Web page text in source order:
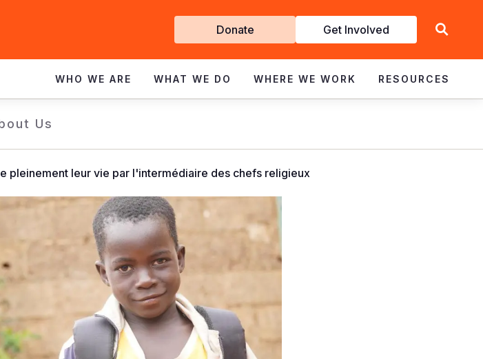
Get
Involved
Donate Get Involved
WHO WE ARE WHAT WE DO WHERE WE WORK RESOURCES
Us
pleinement leur vie par l'intermédiaire des chefs religieux